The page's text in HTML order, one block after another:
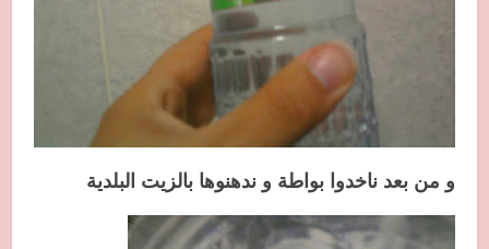
و من بعد ناخدوا بواطة و ندهنوها بالزيت البلدية